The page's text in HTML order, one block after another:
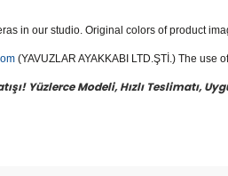
in our studio. Original colors of product
(YAVUZLAR AYAKKABI LTD.ŞTİ.) The
Yüzlerce Modeli, Hızlı Teslimatı,